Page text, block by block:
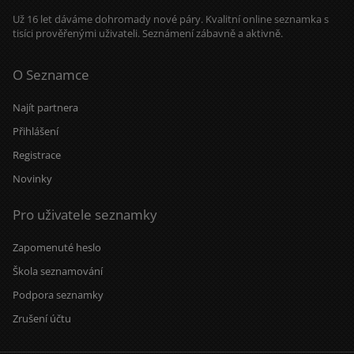
Už 16 let dáváme dohromady nové páry. Kvalitní online seznamka s
tisíci prověřenými uživateli. Seznámení zábavně a aktivně.
O Seznamce
Najít partnera
Přihlášení
Registrace
Novinky
Pro uživatele seznamky
Zapomenuté heslo
Škola seznamování
Podpora seznamky
Zrušení účtu